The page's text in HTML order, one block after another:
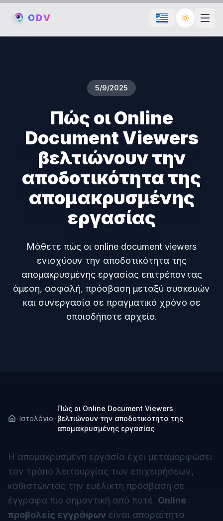
ODV Toggle
5/9/2025
Πώς οι Online
Document Viewers
βελτιώνουν την
αποδοτικότητα της
απομακρυσμένης
εργασίας
Μάθετε πώς οι online document viewers
ενισχύουν την αποδοτικότητα της
απομακρυσμένης εργασίας επιτρέποντας
άμεση, ασφαλή, πρόσβαση μεταξύ συσκευών
και συνεργασία σε πραγματικό χρόνο σε
οποιοδήποτε αρχείο.
Ιστολόγιο
Πώς οι Online Document Viewers
βελτιώνουν την αποδοτικότητα της
απομακρυσμένης εργασίας
Η απομακρυσμένη εργασία έχει μεταμορφώσει
τον τρόπο λειτουργίας των επιχειρήσεων,
καθιστώντας την ευέλικτη πρόσβαση σε
έγγραφα πιο σημαντική από ποτέ. Online
προβολείς εγγράφων είναι απαραίτητα